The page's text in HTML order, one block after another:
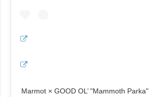
Marmot × GOOD OL’ "Mammoth